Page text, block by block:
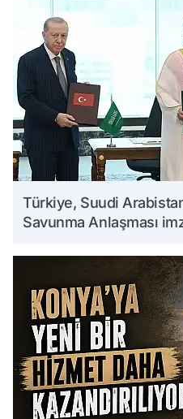
Türkiye, Suudi
Savunma Anlaşması